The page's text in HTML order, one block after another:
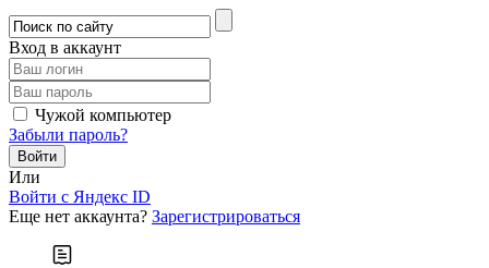
Вход в аккаунт
Чужой компьютер
Забыли пароль?
Или
Войти c Яндекс ID
Еще нет аккаунта? Зарегистрироваться